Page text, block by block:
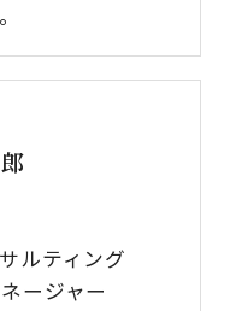
ルティング
ージャー